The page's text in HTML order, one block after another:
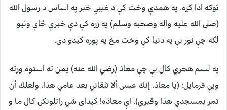
توګه ادا كړه. په همدې وخت كې د غيبي خبر په اساس د رسول الله
(صلى الله عليه واله وصحبه وسلم) په زړه كې دې خبرې ځاې ونيو
لكه چې نور يې په دنيا كې وخت مخ په پوره كيدو دى.
په لسم هجري كال يې چې معاذ (رضي الله عنه) يمن ته استوه ورته
ويې فرمايل: ‏(‏يا معاذ، إنك عسى ألا تلقاني بعد عامي هذا، ولعلك أن
تمر بمسجدي هذا وقبري‏). اې معاذه! كيداى شي راتلونكى كال ما و